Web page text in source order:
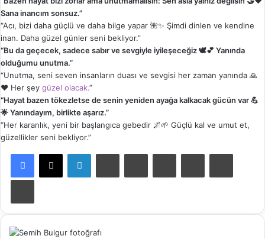
Sana inancım sonsuz.”
“Acı, bizi daha güçlü ve daha bilge yapar 🌺✨ Şimdi dinlen ve kendine
inan. Daha güzel günler seni bekliyor.”
“Bu da geçecek, sadece sabır ve sevgiyle iyileşeceğiz 🕊️💕 Yanında
olduğumu unutma.”
“Unutma, seni seven insanların duası ve sevgisi her zaman yanında 🙏
❤️ Her şey güzel olacak.”
“Hayat bazen tökezletse de senin yeniden ayağa kalkacak gücün var 💪
🌟 Yanındayım, birlikte aşarız.”
“Her karanlık, yeni bir başlangıca gebedir 🌌🌱 Güçlü kal ve umut et,
güzellikler seni bekliyor.”